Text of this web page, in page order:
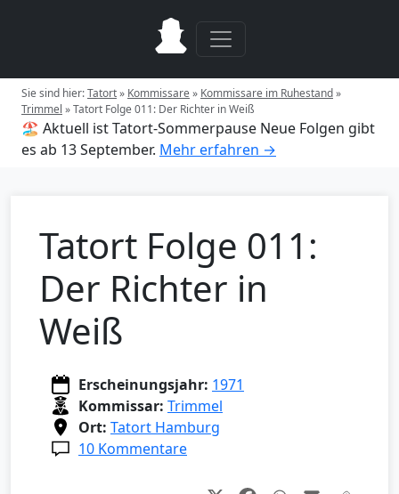
Sie sind hier:Tatort» Kommissare» Kommissare im Ruhestand»
Trimmel »Tatort Folge 011: Der Richter in Weiß
🏖️ Aktuell ist Tatort-Sommerpause Neue Folgen gibt
es ab 13 September. Mehr erfahren →
Tatort Folge 011:
Der Richter in
Weiß
Erscheinungsjahr: 1971
Kommissar: Trimmel
Ort: Tatort Hamburg
10 Kommentare